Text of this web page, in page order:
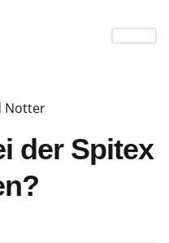
Notter
der Spitex